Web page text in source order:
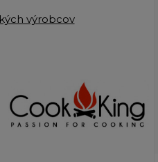
výrobcov